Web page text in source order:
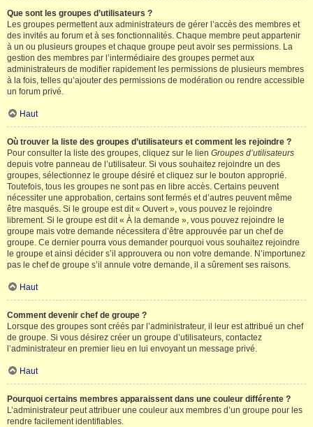
Que sont les groupes d’utilisateurs ?
Les groupes permettent aux administrateurs de gérer l’accès des membres et
des invités au forum et à ses fonctionnalités. Chaque membre peut appartenir
à un ou plusieurs groupes et chaque groupe peut avoir ses permissions. La
gestion des membres par l’intermédiaire des groupes permet aux
administrateurs de modifier rapidement les permissions de plusieurs membres
à la fois, telles qu’ajouter des permissions de modération ou rendre accessible
un forum privé.
Haut
Où trouver la liste des groupes d’utilisateurs et comment les rejoindre ?
Pour consulter la liste des groupes, cliquez sur le lien Groupes d’utilisateurs
depuis votre panneau de l’utilisateur. Si vous souhaitez rejoindre un des
groupes, sélectionnez le groupe désiré et cliquez sur le bouton approprié.
Toutefois, tous les groupes ne sont pas en libre accès. Certains peuvent
nécessiter une approbation, certains sont fermés et d’autres peuvent même
être masqués. Si le groupe est dit « Ouvert », vous pouvez le rejoindre
librement. Si le groupe est dit « À la demande », vous pouvez rejoindre le
groupe mais votre demande nécessitera d’être approuvée par un chef de
groupe. Ce dernier pourra vous demander pourquoi vous souhaitez rejoindre
le groupe et ainsi décider s’il approuvera ou non votre demande. N’importunez
pas le chef de groupe s’il annule votre demande, il a sûrement ses raisons.
Haut
Comment devenir chef de groupe ?
Lorsque des groupes sont créés par l’administrateur, il leur est attribué un chef
de groupe. Si vous désirez créer un groupe d’utilisateurs, contactez
l’administrateur en premier lieu en lui envoyant un message privé.
Haut
Pourquoi certains membres apparaissent dans une couleur différente ?
L’administrateur peut attribuer une couleur aux membres d’un groupe pour les
rendre facilement identifiables.